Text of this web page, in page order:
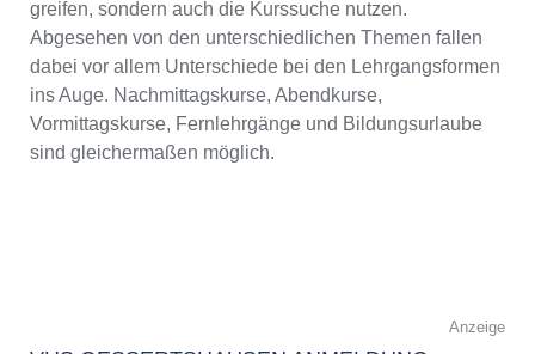
greifen, sondern auch die Kurssuche nutzen.
Abgesehen von den unterschiedlichen Themen fallen
dabei vor allem Unterschiede bei den Lehrgangsformen
ins Auge. Nachmittagskurse, Abendkurse,
Vormittagskurse, Fernlehrgänge und Bildungsurlaube
sind gleichermaßen möglich.
Anzeige